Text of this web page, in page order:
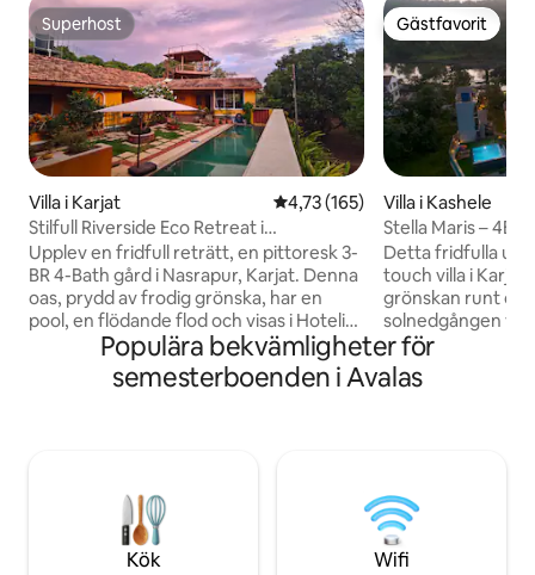
Superhost
Superhost
Villa i Karjat 4,73 av 5 i genomsnittligt
4,73 (165)
Stilfull Riverside Eco Retreat i
Karjat/Matheran
Upplev en fridfull reträtt, en pittoresk 3-
BR 4-Bath gård i Nasrapur, Karjat. Denna
oas, prydd av frodig grönska, har en
pool, en flödande flod och visas i Hotelier
India. Den rustika designen är skapad
med kärlek och erbjuder rymliga, öppna
områden som inbjuder till en känsla av
rymmer 15 gäster över natten och 30
gäster för dagen vilket gör den idealisk
Gästfavorit
Gästfavorit
Villa i Kashele
Stella Maris –
Karjat
Detta fridfulla
touch villa i
grönskan runt
solnedgången
egen vackra målning! Med en
för att njuta av
massivt
utomhuskök och
av, utforska, lev! *Inga STAG-bokningar
tack!
Populära bekvämligheter för
semesterboenden i Avalas
Kök Wifi